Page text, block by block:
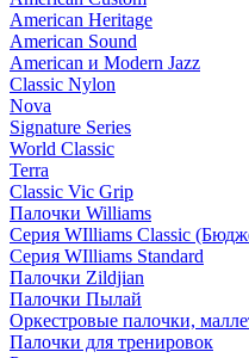
American Heritage
American Sound
American и Modern Jazz
Classic Nylon
Nova
Signature Series
World Classic
Terra
Classic Vic Grip
Палочки Williams
Серия WIlliams Classic
Серия WIlliams Standard
Палочки Zildjian
Палочки Пылай
Оркестровые палочки,
Палочки для тренировок